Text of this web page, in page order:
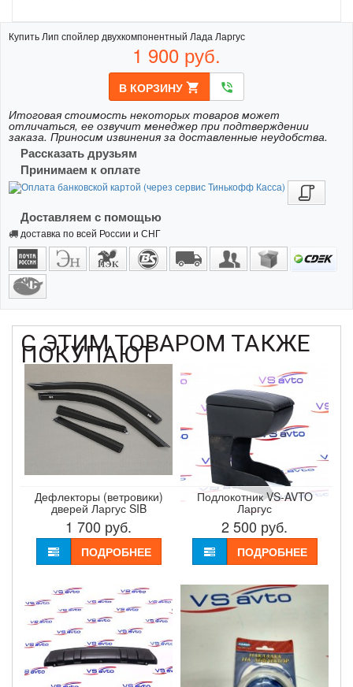
Купить Лип спойлер двухкомпонентный Лада Ларгус
1 900 руб.
В КОРЗИНУ shopping_cart phone_in_talk
Итоговая стоимость некоторых товаров может
отличаться, ее озвучит менеджер при подтверждении
заказа. Приносим извинения за доставленные неудобства.
Рассказать друзьям
Принимаем к оплате
Доставляем с помощью
доставка по всей России и СНГ
С ЭТИМ ТОВАРОМ ТАКЖЕ
ПОКУПАЮТ
Дефлекторы (ветровики)
дверей Ларгус SIB
1 700 руб.
ПОДРОБНЕЕ
Подлокотник VS-AVTO
Ларгус
2 500 руб.
ПОДРОБНЕЕ